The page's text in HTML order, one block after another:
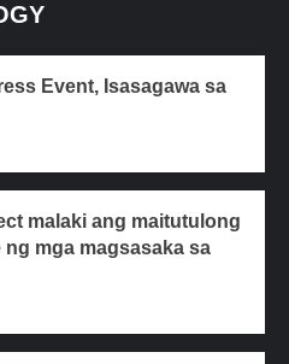
Event, Isasagawa sa
malaki ang maitutulong
mga magsasaka sa